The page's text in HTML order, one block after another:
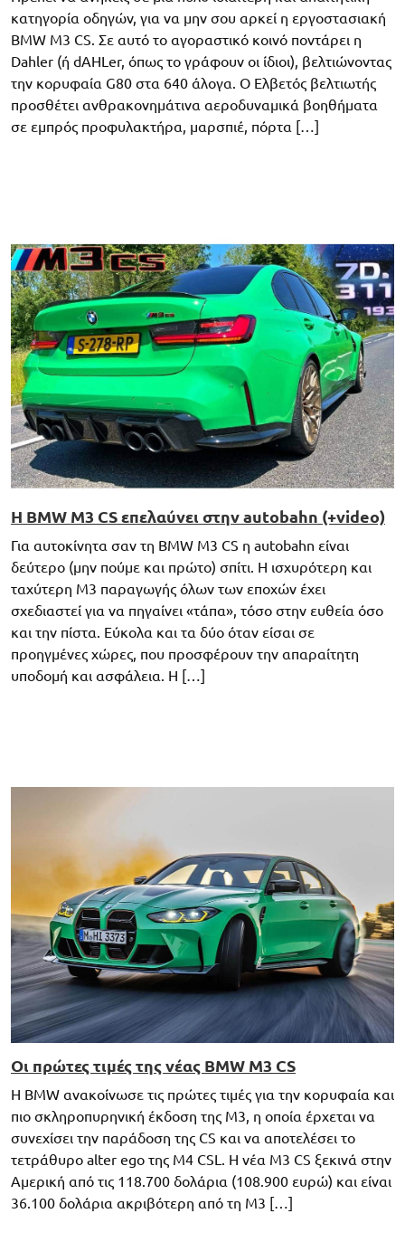
κατηγορία οδηγών, για να μην σου αρκεί η εργοστασιακή
BMW M3 CS. Σε αυτό το αγοραστικό κοινό ποντάρει η
Dahler (ή dAHLer, όπως το γράφουν οι ίδιοι), βελτιώνοντας
την κορυφαία G80 στα 640 άλογα. Ο Ελβετός βελτιωτής
προσθέτει ανθρακονημάτινα αεροδυναμικά βοηθήματα
σε εμπρός προφυλακτήρα, μαρσπιέ, πόρτα […]
Η BMW M3 CS επελαύνει στην autobahn (+video)
Για αυτοκίνητα σαν τη BMW M3 CS η autobahn είναι
δεύτερο (μην πούμε και πρώτο) σπίτι. Η ισχυρότερη και
ταχύτερη M3 παραγωγής όλων των εποχών έχει
σχεδιαστεί για να πηγαίνει «τάπα», τόσο στην ευθεία όσο
και την πίστα. Εύκολα και τα δύο όταν είσαι σε
προηγμένες χώρες, που προσφέρουν την απαραίτητη
υποδομή και ασφάλεια. Η […]
Οι πρώτες τιμές της νέας BMW M3 CS
Η BMW ανακοίνωσε τις πρώτες τιμές για την κορυφαία και
πιο σκληροπυρηνική έκδοση της M3, η οποία έρχεται να
συνεχίσει την παράδοση της CS και να αποτελέσει το
τετράθυρο alter ego της M4 CSL. Η νέα M3 CS ξεκινά στην
Αμερική από τις 118.700 δολάρια (108.900 ευρώ) και είναι
36.100 δολάρια ακριβότερη από τη M3 […]